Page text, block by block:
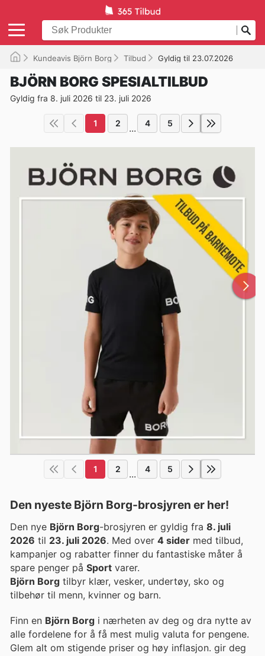
Kundeavis Björn Borg Tilbud Gyldig til 23.07.2026
BJÖRN BORG SPESIALTILBUD
Gyldig fra 8. juli 2026 til 23. juli 2026
1 2 ... 4 5
1 2 ... 4 5
Den nyeste Björn Borg-brosjyren er her!
Den nye Björn Borg-brosjyren er gyldig fra 8. juli
2026 til 23. juli 2026. Med over 4 sider med tilbud,
kampanjer og rabatter finner du fantastiske måter å
spare penger på Sport varer.
Björn Borg tilbyr klær, vesker, undertøy, sko og
tilbehør til menn, kvinner og barn.
Finn en Björn Borg i nærheten av deg og dra nytte av
alle fordelene for å få mest mulig valuta for pengene.
Glem alt om stigende priser og høy inflasjon. gir deg